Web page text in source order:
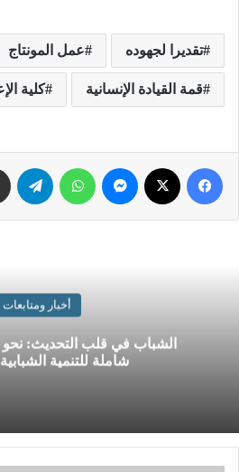
تقديرا لجهوده عمل المونتاج
قمة القيادة الإنسانية كلية
أخبار ومتابعات
الشباب في قلب التحديث: نحو
شاملة للتنمية